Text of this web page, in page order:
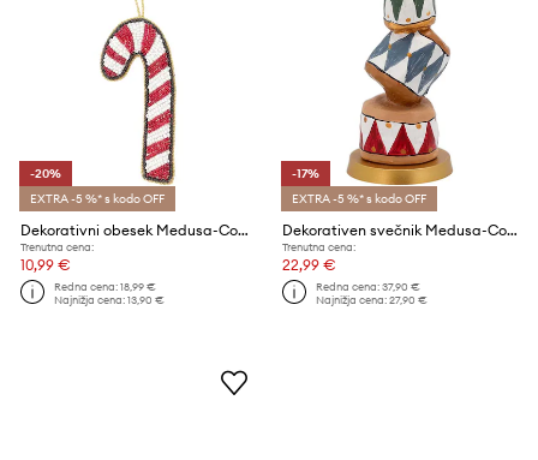
-20%
EXTRA -5 %* s kodo OFF
Dekorativni obesek Medusa-Copenhagen
Trenutna cena:
10,99 €
Redna cena:18,99 €
Najnižja cena:13,90 €
-17%
EXTRA -5 %* s kodo OFF
Dekorativen svečnik Medusa-Copenhagen
Trenutna cena:
22,99 €
Redna cena:37,90 €
Najnižja cena:27,90 €